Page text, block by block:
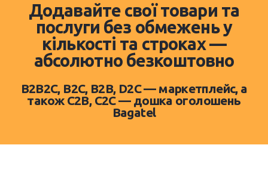
Додавайте свої товари та
послуги без обмежень у
кількості та строках —
абсолютно безкоштовно
B2B2C, B2C, B2B, D2C — маркетплейс, а
також C2B, C2C — дошка оголошень
Bagatel